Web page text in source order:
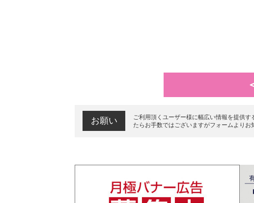
お願い
ご利用頂くユーザー様に幅広い情報を提供
たらお手数ではございますがフォームよりお